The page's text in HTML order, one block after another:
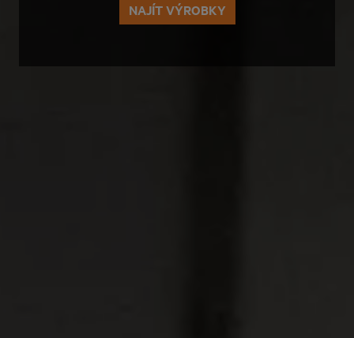
NAJÍT VÝROBKY